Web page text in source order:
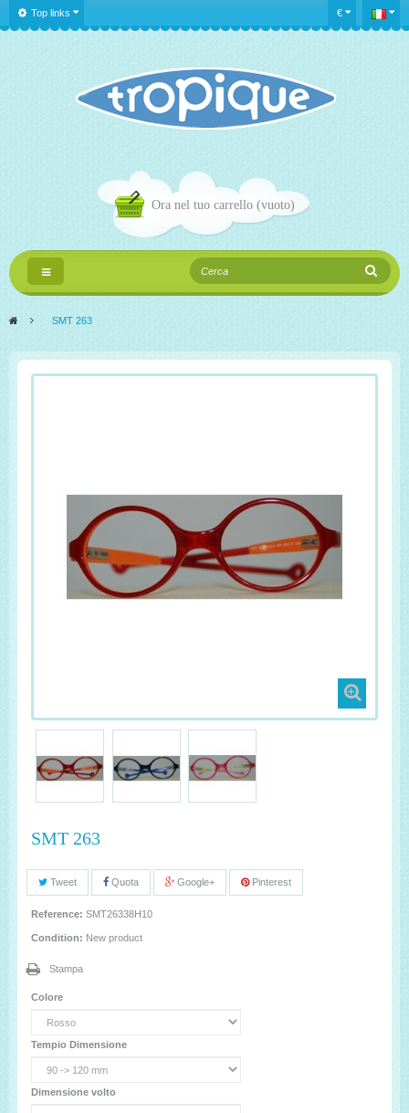
€
Top links
Ora nel tuo carrello (vuoto)
Navigazione
Toggle
> SMT 263
SMT 263
Tweet Quota Google+ Pinterest
Reference: SMT26338H10
Condition: New product
Stampa
Colore
Tempio Dimensione
Dimensione volto